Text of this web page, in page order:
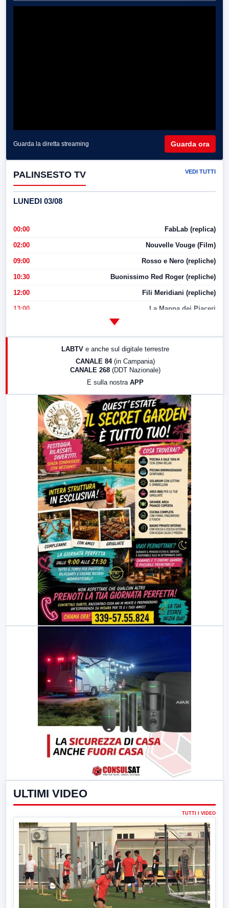
Guarda la diretta streaming Guarda ora
PALINSESTO TV VEDI TUTTI
LUNEDI 03/08
00:00 FabLab (replica)
02:00 Nouvelle Vouge (Film)
09:00 Rosso e Nero (repliche)
10:30 Buonissimo Red Roger (repliche)
12:00 Fili Meridiani (repliche)
13:00 La Mappa dei Piaceri
LabNews (replica)
LABTV e anche sul digitale terrestre
CANALE 84 (in Campania)
CANALE 268 (DDT Nazionale)
E sulla nostra APP
ULTIMI VIDEO
TUTTI I VIDEO